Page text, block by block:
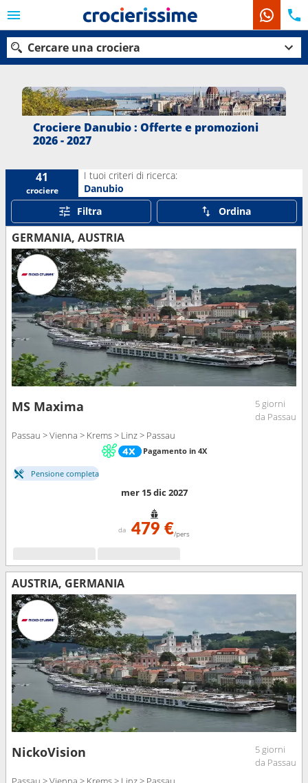
Cercare una crociera
Le nostre destinazioni
Porti
Ricerca
Crociere Danubio : Offerte e promozioni
2026 - 2027
41
crociere
I tuoi criteri di ricerca:
Danubio
Filtra
Ordina
GERMANIA, AUSTRIA
MS Maxima
5 giorni
da Passau
Passau > Vienna > Krems > Linz > Passau
Pagamento in 4X
Pensione completa
mer 15 dic 2027
da 479 €/pers
AUSTRIA, GERMANIA
NickoVision
5 giorni
da Passau